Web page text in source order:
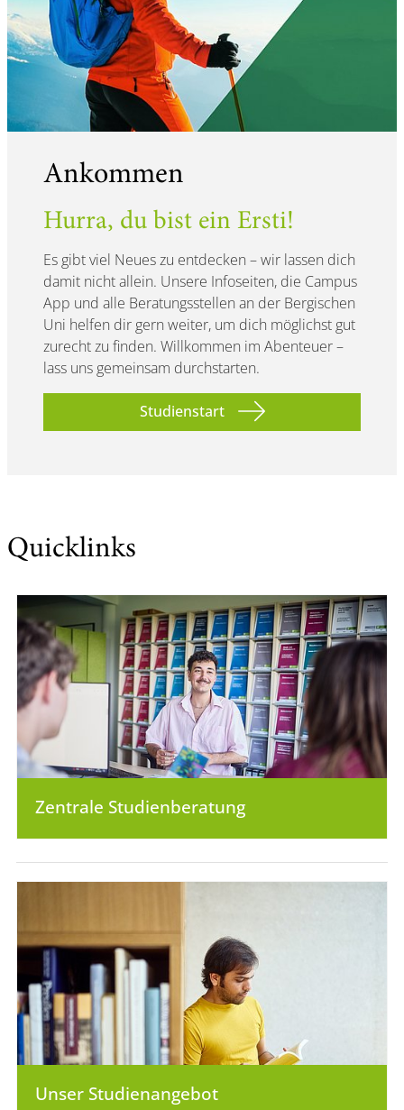
Ankommen
Hurra, du bist ein Ersti!
Es gibt viel Neues zu entdecken – wir lassen dich
damit nicht allein. Unsere Infoseiten, die Campus
App und alle Beratungsstellen an der Bergischen
Uni helfen dir gern weiter, um dich möglichst gut
zurecht zu finden. Willkommen im Abenteuer –
lass uns gemeinsam durchstarten.
Studienstart
Quicklinks
Zentrale Studienberatung
Unser Studienangebot